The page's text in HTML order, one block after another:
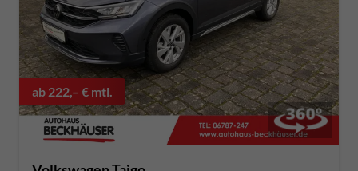
ab 222,– € mtl.